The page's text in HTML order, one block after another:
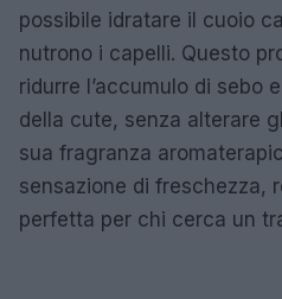
possibile idratare il cuoio
nutrono i capelli. Questo
ridurre l’accumulo di sebo
della cute, senza alterare
sua fragranza
sensazione di freschezza,
perfetta per chi cerca un